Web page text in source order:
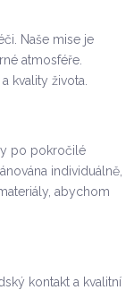
Naše mise je
atmosféře.
kvality života.
po pokročilé
individuálně,
abychom
kontakt a kvalitní